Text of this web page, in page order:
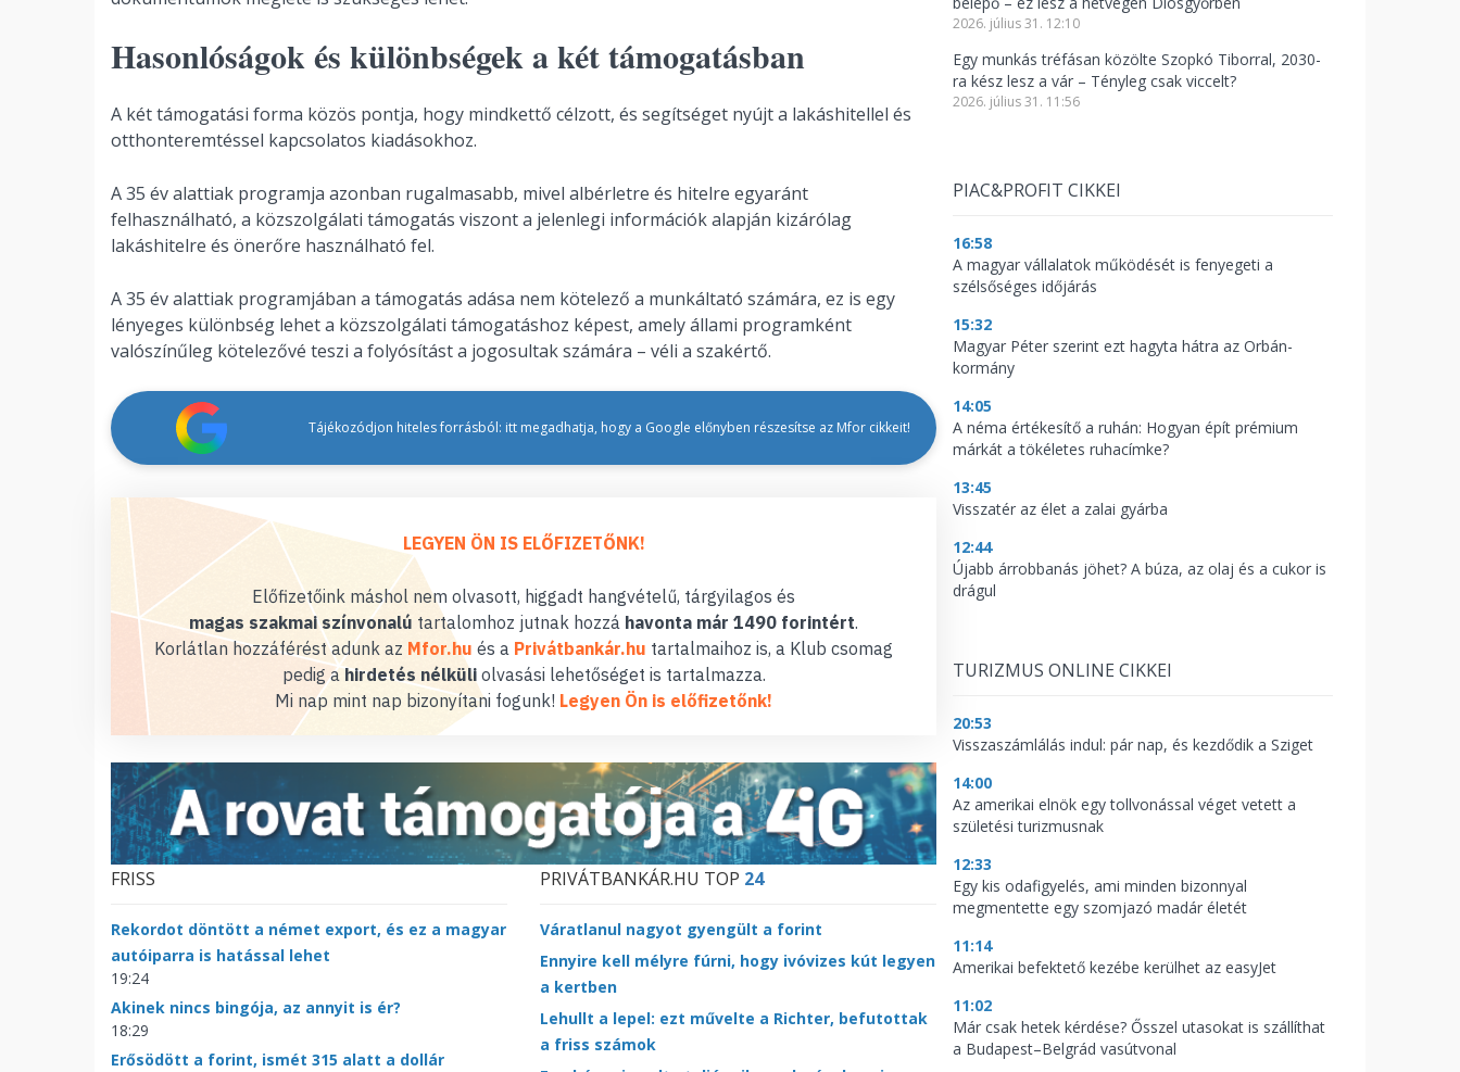
Hasonlóságok és különbségek a két támogatásban
A két támogatási forma közös pontja, hogy mindkettő célzott, és segítséget nyújt a lakáshitellel és
otthonteremtéssel kapcsolatos kiadásokhoz.
A 35 év alattiak programja azonban rugalmasabb, mivel albérletre és hitelre egyaránt
felhasználható, a közszolgálati támogatás viszont a jelenlegi információk alapján kizárólag
lakáshitelre és önerőre használható fel.
A 35 év alattiak programjában a támogatás adása nem kötelező a munkáltató számára, ez is egy
lényeges különbség lehet a közszolgálati támogatáshoz képest, amely állami programként
valószínűleg kötelezővé teszi a folyósítást a jogosultak számára – véli a szakértő.
Tájékozódjon hiteles forrásból: itt megadhatja, hogy a Google előnyben részesítse az Mfor cikkeit!
LEGYEN ÖN IS ELŐFIZETŐNK!
Előfizetőink máshol nem olvasott, higgadt hangvételű, tárgyilagos és
magas szakmai színvonalú tartalomhoz jutnak hozzá havonta már 1490 forintért.
Korlátlan hozzáférést adunk az Mfor.hu és a Privátbankár.hu tartalmaihoz is, a Klub csomag
pedig ahirdetés nélküliolvasási lehetőséget is tartalmazza.
Mi nap mint nap bizonyítani fogunk! Legyen Ön is előfizetőnk!
FRISS
Rekordot döntött a német export, és ez a magyar
autóiparra is hatással lehet
19:24
Akinek nincs bingója, az annyit is ér?
18:29
Erősödött a forint, ismét 315 alatt a dollár
PRIVÁTBANKÁR.HU TOP 24
Váratlanul nagyot gyengült a forint
Ennyire kell mélyre fúrni, hogy ivóvizes kút legyen
a kertben
Lehullt a lepel: ezt művelte a Richter, befutottak
a friss számok
2026. július 31. 12:10
Egy munkás tréfásan közölte Szopkó Tiborral, 2030-
ra kész lesz a vár – Tényleg csak viccelt?
2026. július 31. 11:56
PIAC&PROFIT CIKKEI
16:58
A magyar vállalatok működését is fenyegeti a
szélsőséges időjárás
15:32
Magyar Péter szerint ezt hagyta hátra az Orbán-
kormány
14:05
A néma értékesítő a ruhán: Hogyan épít prémium
márkát a tökéletes ruhacímke?
13:45
Visszatér az élet a zalai gyárba
12:44
Újabb árrobbanás jöhet? A búza, az olaj és a cukor is
drágul
TURIZMUS ONLINE CIKKEI
20:53
Visszaszámlálás indul: pár nap, és kezdődik a Sziget
14:00
Az amerikai elnök egy tollvonással véget vetett a
születési turizmusnak
12:33
Egy kis odafigyelés, ami minden bizonnyal
megmentette egy szomjazó madár életét
11:14
Amerikai befektető kezébe kerülhet az easyJet
11:02
Már csak hetek kérdése? Ősszel utasokat is szállíthat
a Budapest–Belgrád vasútvonal